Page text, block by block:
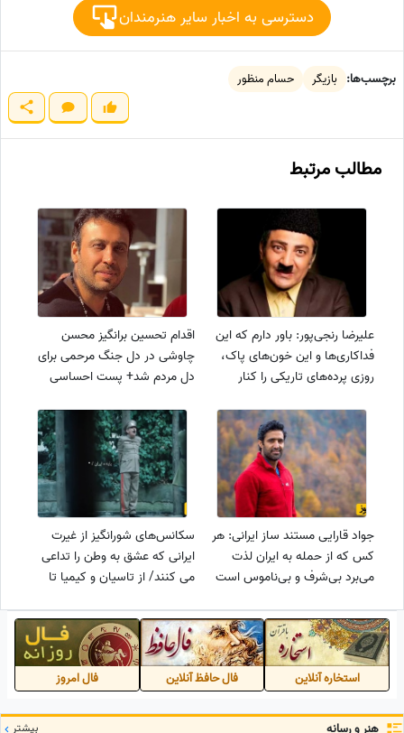
دسترسی به اخبار سایر هنرمندان
برچسب‌ها: بازیگر حسام منظور
مطالب مرتبط
علیرضا رنجی‌پور: باور دارم که این
فداکاری‌ها و این خون‌های پاک،
روزی پرده‌های تاریکی را کنار
اقدام تحسین برانگیز محسن
چاوشی در دل جنگ مرحمی برای
دل مردم شد+ پست احساسی
جواد قارایی مستند ساز ایرانی: هر
کس که از حمله به ایران لذت
می‌برد بی‌شرف و بی‌ناموس است
سکانس‌های شورانگیز از غیرت
ایرانی که عشق به وطن را تداعی
می کنند/ از تاسیان و کیمیا تا
استخاره آنلاین فال حافظ آنلاین فال امروز
بیشتر